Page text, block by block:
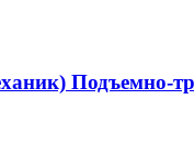
Подъемно-